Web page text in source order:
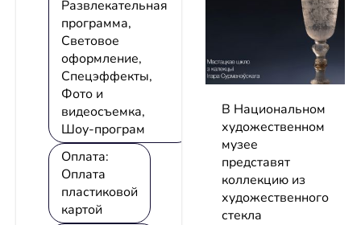
Развлекательная
программа,
Световое
оформление,
Спецэффекты,
Фото и
видеосъемка,
Шоу-програм
Оплата:
Оплата
пластиковой
картой
В Национальном
художественном
музее
представят
коллекцию из
художественного
стекла